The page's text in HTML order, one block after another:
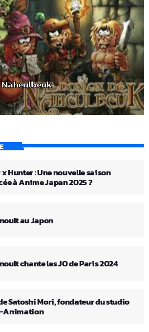
Hunter : Une nouvelle saison
à Anime Japan 2025 ?
au Japon
chante les JO de Paris 2024
Satoshi Mori, fondateur du studio
Animation